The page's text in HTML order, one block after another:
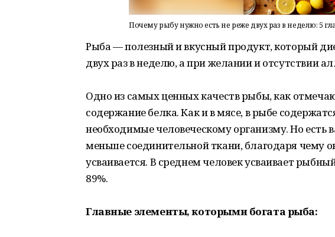
Почему рыбу нужно есть не реже двух раз в неделю: 5
Рыба — полезный и вкусный продукт, который
двух раз в неделю, а при желании и отсутствии
Одно из самых ценных качеств рыбы, как
содержание белка. Как и в мясе, в рыбе
необходимые человеческому организму. Но есть
меньше соединительной ткани, благодаря чему
усваивается. В среднем человек усваивает
89%.
Главные элементы, которыми богата рыба: